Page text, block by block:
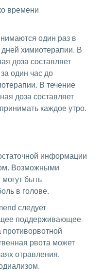
времени
один раз в
химиотерапии. В
доза составляет
один час до
В течение
доза составляет
каждое утро.
информации
Возможными
быть
в голове.
следует
поддерживающее
противорвотной
рвота может
отравления.